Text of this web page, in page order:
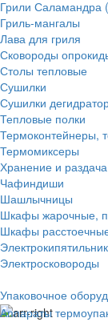
Грили Саламандра
Гриль-мангалы
Лава для гриля
Сковороды
Столы тепловые
Сушилки
Сушилки
Тепловые полки
Термоконтейнеры,
Термомиксеры
Хранение и
Чафиндиши
Шашлычницы
Шкафы жарочные,
Шкафы
Электросковороды
Упаковочное
Аппараты